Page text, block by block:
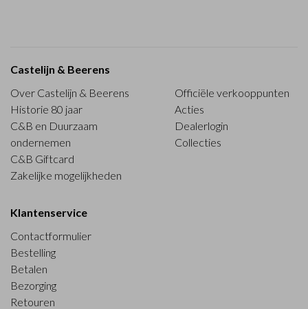
Castelijn & Beerens
Over Castelijn & Beerens
Historie 80 jaar
C&B en Duurzaam
ondernemen
C&B Giftcard
Zakelijke mogelijkheden
Officiële verkooppunten
Acties
Dealerlogin
Collecties
Klantenservice
Contactformulier
Bestelling
Betalen
Bezorging
Retouren